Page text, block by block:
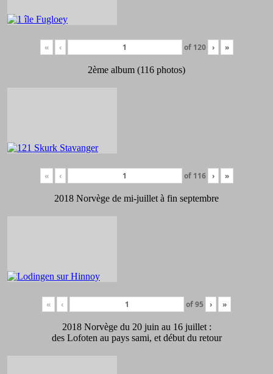
« ‹ of 120 › »
2ème album (116 photos)
« ‹ of 116 › »
2018 Norvège de mi-juillet à fin septembre
« ‹ of95 › »
2018 Norvège du 20 juin au 16 juillet :
des Lofoten au pays sami, et début du retour